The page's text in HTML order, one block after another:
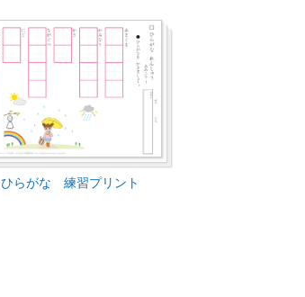
ひらがな 練習プリント